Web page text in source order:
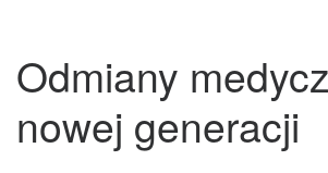
Odmiany
nowej generacji